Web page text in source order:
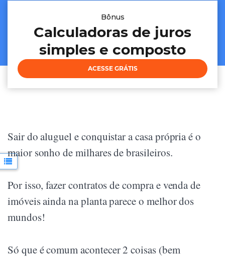
Bônus
Calculadoras de juros
simples e composto
ACESSE GRÁTIS
Sair do aluguel e conquistar a casa própria é o
maior sonho de milhares de brasileiros.
Por isso, fazer contratos de compra e venda de
imóveis ainda na planta parece o melhor dos
mundos!
Só que é comum acontecer 2 coisas (bem